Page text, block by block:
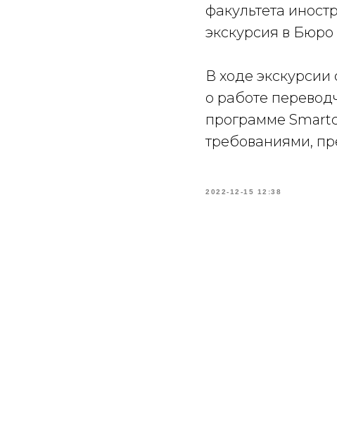
факультета
экскурсия в
В ходе
о работе
программе
требованиями,
2022-12-15 12:38